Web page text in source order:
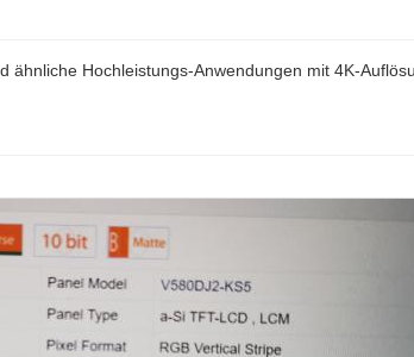
ähnliche Hochleistungs-Anwendungen mit 4K-